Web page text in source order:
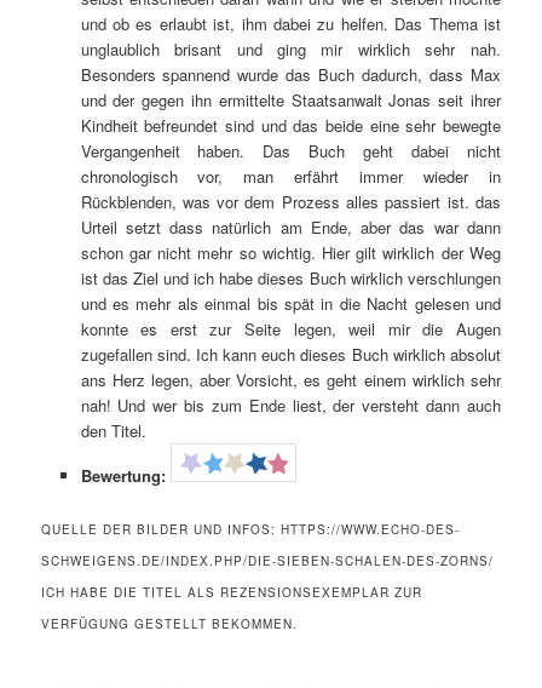
und ob es erlaubt ist, ihm dabei zu helfen. Das Thema ist
unglaublich brisant und ging mir wirklich sehr nah.
Besonders spannend wurde das Buch dadurch, dass Max
und der gegen ihn ermittelte Staatsanwalt Jonas seit ihrer
Kindheit befreundet sind und das beide eine sehr bewegte
Vergangenheit haben. Das Buch geht dabei nicht
chronologisch vor, man erfährt immer wieder in
Rückblenden, was vor dem Prozess alles passiert ist. das
Urteil setzt dass natürlich am Ende, aber das war dann
schon gar nicht mehr so wichtig. Hier gilt wirklich der Weg
ist das Ziel und ich habe dieses Buch wirklich verschlungen
und es mehr als einmal bis spät in die Nacht gelesen und
konnte es erst zur Seite legen, weil mir die Augen
zugefallen sind. Ich kann euch dieses Buch wirklich absolut
ans Herz legen, aber Vorsicht, es geht einem wirklich sehr
nah! Und wer bis zum Ende liest, der versteht dann auch
den Titel.
Bewertung:
QUELLE DER BILDER UND INFOS: HTTPS://WWW.ECHO-DES-
SCHWEIGENS.DE/INDEX.PHP/DIE-SIEBEN-SCHALEN-DES-ZORNS/
ICH HABE DIE TITEL ALS REZENSIONSEXEMPLAR ZUR
VERFÜGUNG GESTELLT BEKOMMEN.